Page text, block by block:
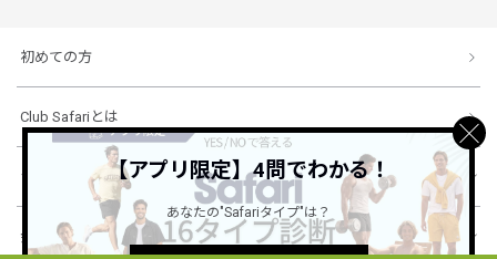
初めての方
Club Safariとは
ショッピングガイド
会社概要・規約
【アプリ限定】4問でわかる！
あなたの"Safariタイプ"は？